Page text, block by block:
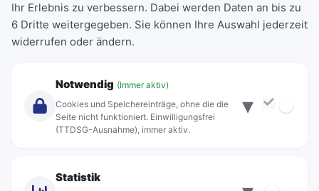
Schülerkarte
Einzeltickets
Abonnements
Über Rebus
Standorte
Ihr Erlebnis zu verbessern. Dabei werden Daten an bis zu
6 Dritte weitergegeben. Sie können Ihre Auswahl jederzeit
widerrufen oder ändern.
Notwendig (Immer aktiv)
Cookies und Speichereinträge, ohne die die
Seite nicht funktioniert. Einwilligungsfrei
(TTDSG-Ausnahme), immer aktiv.
▾
Statistik